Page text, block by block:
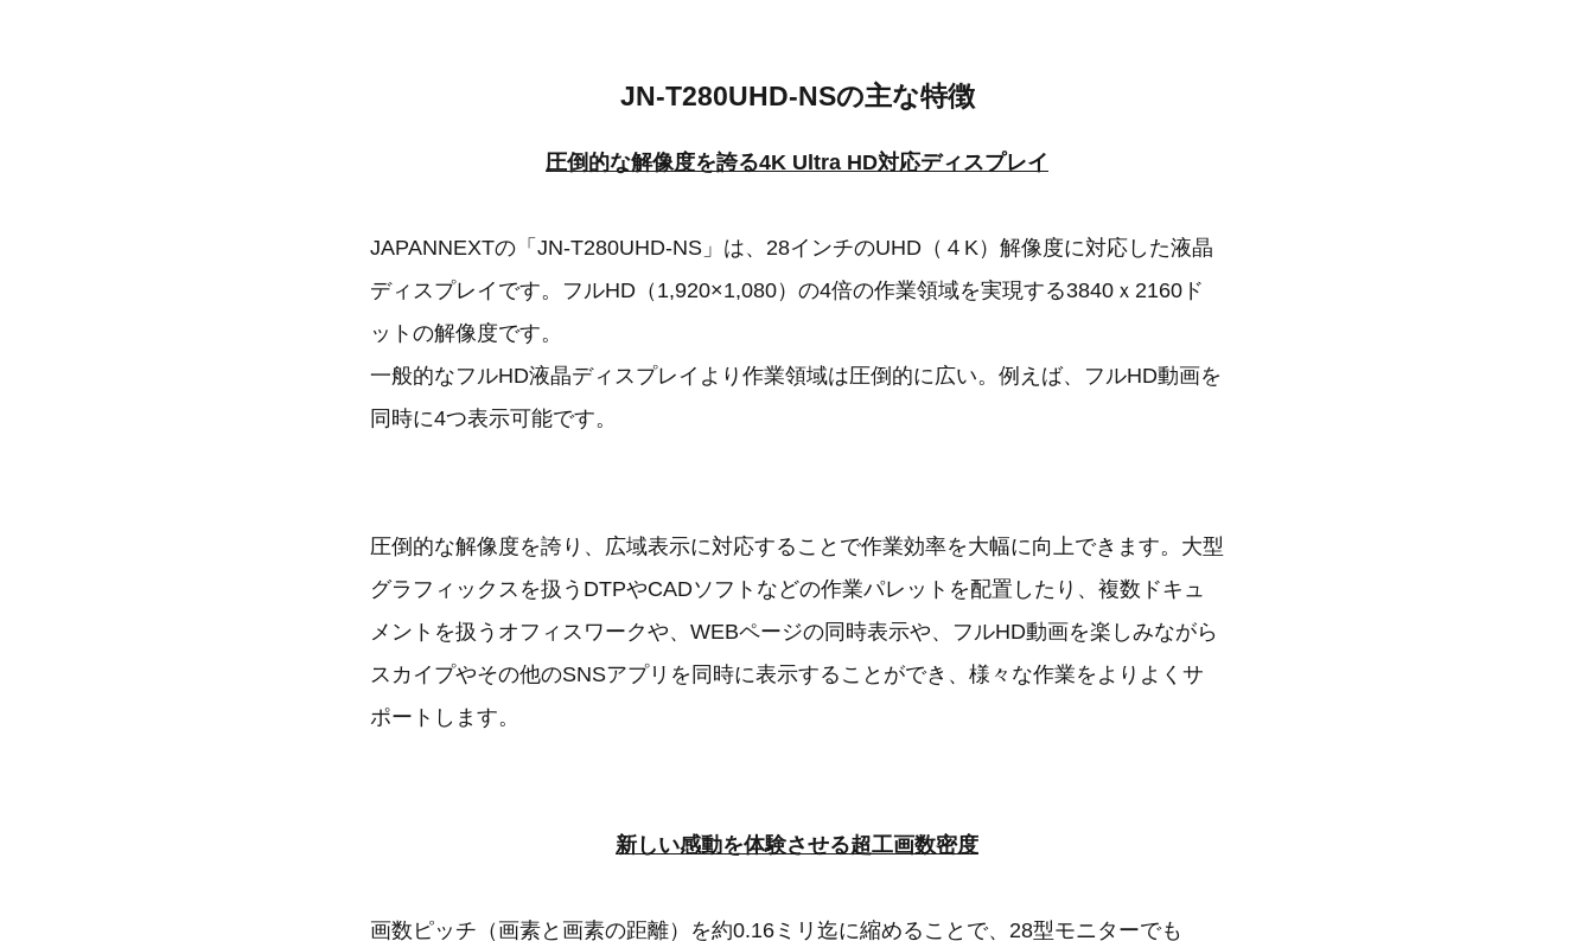
JN-T280UHD-NSの主な特徴
圧倒的な解像度を誇る4K Ultra HD対応ディスプレイ
JAPANNEXTの「JN-T280UHD-NS」は、28インチのUHD（４K）解像度に対応した液晶
ディスプレイです。フルHD（1,920×1,080）の4倍の作業領域を実現する3840ｘ2160ド
ットの解像度です。
一般的なフルHD液晶ディスプレイより作業領域は圧倒的に広い。例えば、フルHD動画を
同時に4つ表示可能です。
圧倒的な解像度を誇り、広域表示に対応することで作業効率を大幅に向上できます。大型
グラフィックスを扱うDTPやCADソフトなどの作業パレットを配置したり、複数ドキュ
メントを扱うオフィスワークや、WEBページの同時表示や、フルHD動画を楽しみながら
スカイプやその他のSNSアプリを同時に表示することができ、様々な作業をよりよくサ
ポートします。
新しい感動を体験させる超工画数密度
画数ピッチ（画素と画素の距離）を約0.16ミリ迄に縮めることで、28型モニターでも